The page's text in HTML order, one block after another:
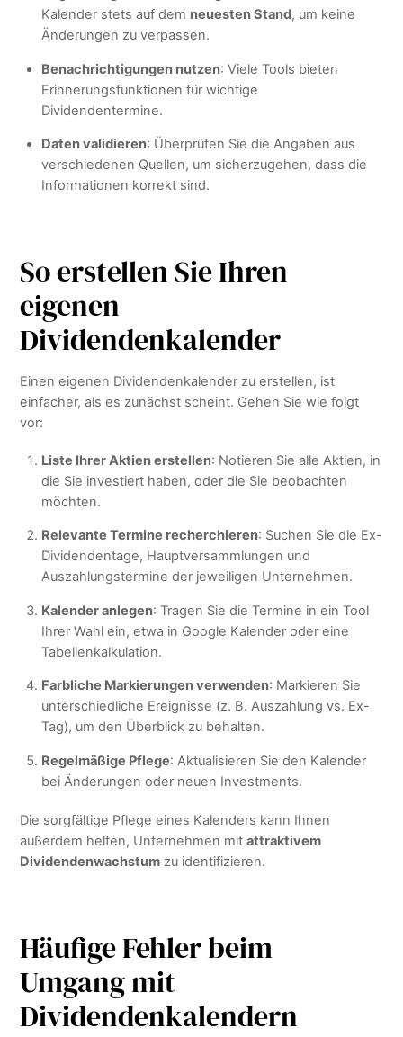
Kalender stets auf dem neuesten Stand, um keine
Änderungen zu verpassen.
Benachrichtigungen nutzen: Viele Tools bieten
Erinnerungsfunktionen für wichtige
Dividendentermine.
Daten validieren: Überprüfen Sie die Angaben aus
verschiedenen Quellen, um sicherzugehen, dass die
Informationen korrekt sind.
So erstellen Sie Ihren
eigenen
Dividendenkalender
Einen eigenen Dividendenkalender zu erstellen, ist
einfacher, als es zunächst scheint. Gehen Sie wie folgt
vor:
Liste Ihrer Aktien erstellen: Notieren Sie alle Aktien, in
die Sie investiert haben, oder die Sie beobachten
möchten.
Relevante Termine recherchieren: Suchen Sie die Ex-
Dividendentage, Hauptversammlungen und
Auszahlungstermine der jeweiligen Unternehmen.
Kalender anlegen: Tragen Sie die Termine in ein Tool
Ihrer Wahl ein, etwa in Google Kalender oder eine
Tabellenkalkulation.
Farbliche Markierungen verwenden: Markieren Sie
unterschiedliche Ereignisse (z. B. Auszahlung vs. Ex-
Tag), um den Überblick zu behalten.
Regelmäßige Pflege: Aktualisieren Sie den Kalender
bei Änderungen oder neuen Investments.
Die sorgfältige Pflege eines Kalenders kann Ihnen
außerdem helfen, Unternehmen mitattraktivem
Dividendenwachstum zu identifizieren.
Häufige Fehler beim
Umgang mit
Dividendenkalendern